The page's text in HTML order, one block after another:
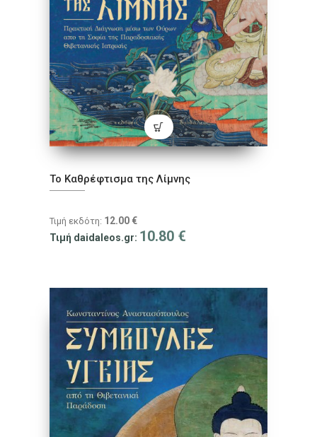
To Καθρέφτισμα της Λίμνης
Τιμή εκδότη: 12.00 €
Τιμή daidaleos.gr: 10.80 €